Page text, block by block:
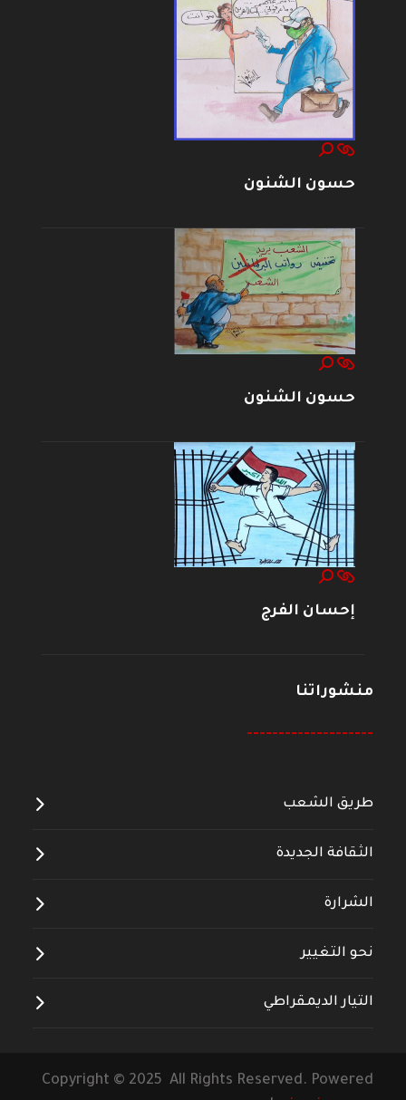
حسون الشنون
حسون الشنون
إحسان الفرج
منشوراتنا
--------------------
طريق الشعب
الثقافة الجديدة
الشرارة
نحو التغيير
التيار الديمقراطي
Copyright © 2025 All Rights Reserved. Powered